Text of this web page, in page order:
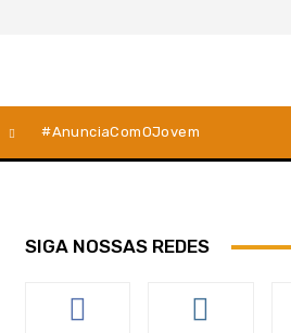
#AnunciaComOJovem
SIGA NOSSAS REDES